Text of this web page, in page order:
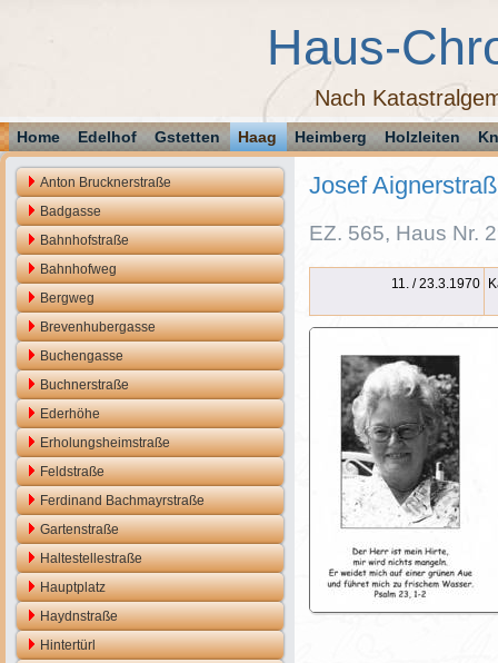
Haus-
Nach
Home Edelhof Gstetten Haag Heimberg Holzleiten
Anton Brucknerstraße
Badgasse
Bahnhofstraße
Bahnhofweg
Bergweg
Brevenhubergasse
Buchengasse
Buchnerstraße
Ederhöhe
Erholungsheimstraße
Feldstraße
Ferdinand Bachmayrstraße
Gartenstraße
Haltestellestraße
Hauptplatz
Haydnstraße
Hintertürl
Josef
EZ. 565, Haus Nr.
11. / 23.3.1970